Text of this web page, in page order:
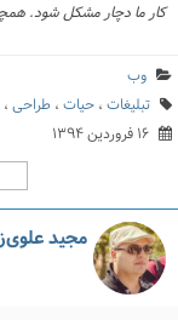
کار ما دچار مشکل شود.
وب
تبلیغات ، حیات ، طراحی ،
۱۶ فروردین ۱۳۹۴
مجید